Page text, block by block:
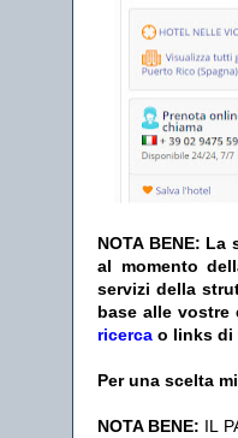
NOTA BENE:
al momento
servizi della
base alle vostre
ricerca o links di
Per una scelta
NOTA BENE: IL